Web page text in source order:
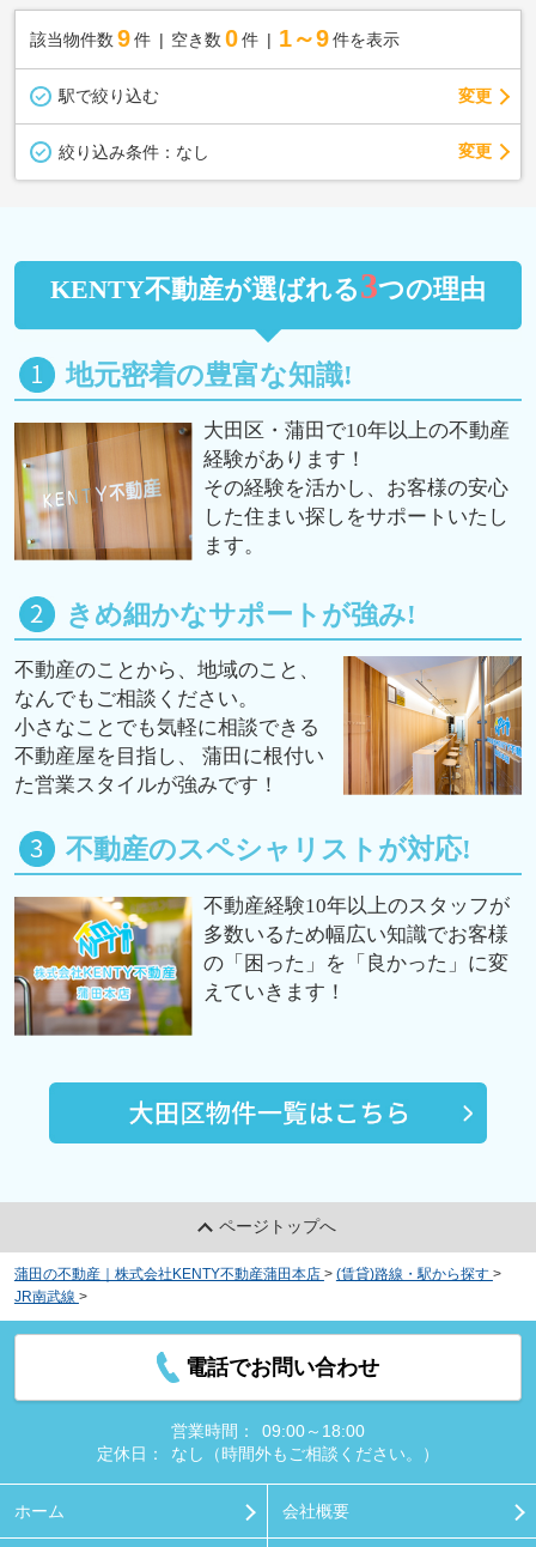
該当物件数 9件 空き数 0 件 1～9 件を表示
駅で絞り込む 変更
絞り込み条件： なし 変更
KENTY不動産が選ばれる3つの理由
地元密着の豊富な知識!
大田区・蒲田で10年以上の不動産
経験があります！
その経験を活かし、お客様の安心
した住まい探しをサポートいたし
ます。
きめ細かなサポートが強み!
不動産のことから、地域のこと、
なんでもご相談ください。
小さなことでも気軽に相談できる
不動産屋を目指し、 蒲田に根付い
た営業スタイルが強みです！
不動産のスペシャリストが対応!
不動産経験10年以上のスタッフが
多数いるため幅広い知識でお客様
の「困った」を「良かった」に変
えていきます！
ページトップへ
蒲田の不動産｜株式会社KENTY不動産蒲田本店 > (賃貸)路線・駅から探す >
JR南武線 >
電話でお問い合わせ
営業時間：
09:00～18:00
定休日：
なし（時間外もご相談ください。）
ホーム 会社概要